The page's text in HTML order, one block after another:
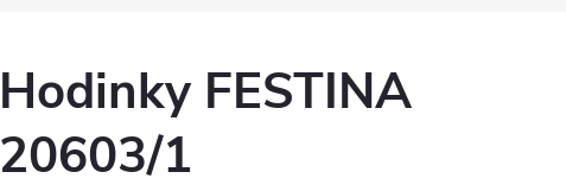
Hodinky FESTINA
20603/1